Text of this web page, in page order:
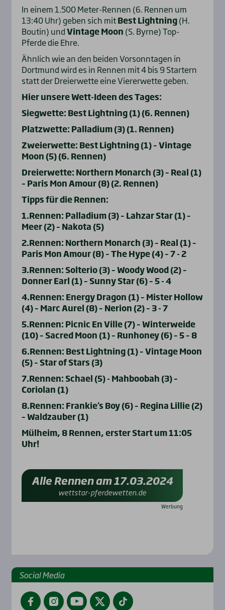
In einem 1.500 Meter-Rennen (6. Rennen um
13:40 Uhr) geben sich mitBest Lightning(H.
Boutin) undVintage Moon (S. Byrne) Top-
Pferde die Ehre.
Ähnlich wie an den beiden Vorsonntagen in
Dortmund wird es in Rennen mit 4 bis 9 Startern
statt der Dreierwette eine Viererwette geben.
Hier unsere Wett-Ideen des Tages:
Siegwette: Best Lightning (1) (6. Rennen)
Platzwette: Palladium (3) (1. Rennen)
Zweierwette: Best Lightning (1) – Vintage
Moon (5) (6. Rennen)
Dreierwette: Northern Monarch (3) – Real (1)
– Paris Mon Amour (8) (2. Rennen)
Tipps für die Rennen:
1.Rennen: Palladium (3) – Lahzar Star (1) –
Meer (2) – Nakota (5)
2.Rennen: Northern Monarch (3) – Real (1) –
Paris Mon Amour (8) – The Hype (4) – 7 - 2
3.Rennen: Solterio (3) – Woody Wood (2) –
Donner Earl (1) – Sunny Star (6) – 5 - 4
4.Rennen: Energy Dragon (1) – Mister Hollow
(4) – Marc Aurel (8) – Nerion (2) – 3 - 7
5.Rennen: Picnic En Ville (7) – Winterweide
(10) – Sacred Moon (1) – Runhoney (6) – 5 – 8
6.Rennen: Best Lightning (1) – Vintage Moon
(5) – Star of Stars (3)
7.Rennen: Schael (5) - Mahboobah (3) –
Coriolan (1)
8.Rennen: Frankie’s Boy (6) – Regina Lillie (2)
– Waldzauber (1)
Mülheim, 8 Rennen, erster Start um 11:05
Uhr!
Alle Rennen am 17.03.2024
wettstar-pferdewetten.de
Social Media
FacebookInstagramYouTubeTwitterTikTok